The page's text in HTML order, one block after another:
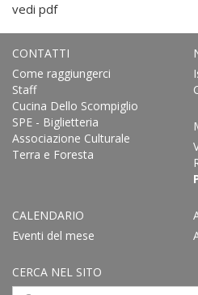
vedi pdf
CONTATTI
Come raggiungerci
Staff
Cucina Dello Scompiglio
SPE - Biglietteria
Associazione Culturale
Terra e Foresta
CALENDARIO
Eventi del mese
CERCA NEL SITO